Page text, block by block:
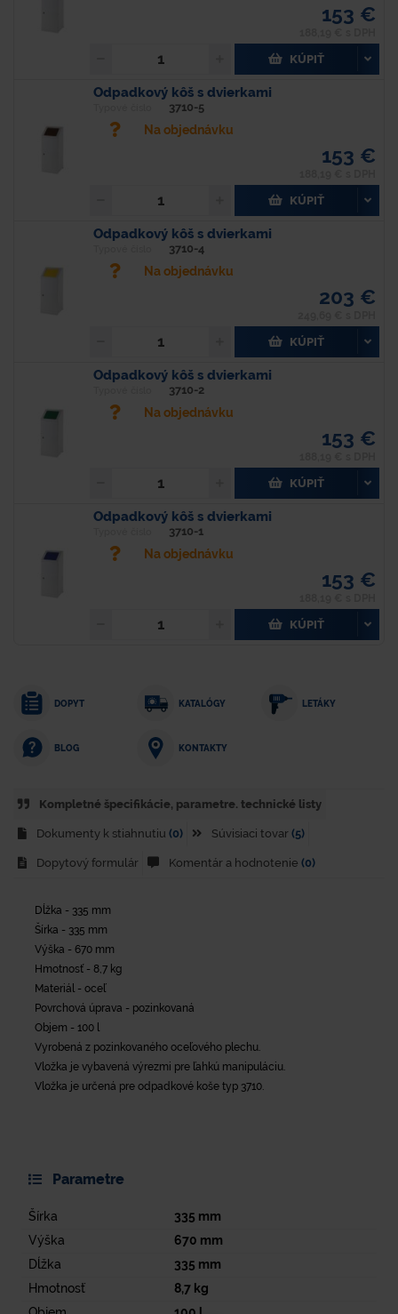
153 €
KÚPIŤ
Odpadkový kôš s dvierkami
3710-5
Na objednávku
153 €
KÚPIŤ
Odpadkový kôš s dvierkami
3710-4
Na objednávku
203 €
KÚPIŤ
Odpadkový kôš s dvierkami
3710-2
Na objednávku
153 €
KÚPIŤ
Odpadkový kôš s dvierkami
3710-1
Na objednávku
153 €
KÚPIŤ
DOPYT KATALÓGY LETÁKY
BLOG KONTAKTY
Kompletné špecifikácie, parametre. technické listy
Dokumenty k stiahnutiu (0) Súvisiaci tovar (5)
Dopytový formulár Komentár a hodnotenie (0)
Dĺžka - 335 mm
Šírka - 335 mm
Výška - 670 mm
Hmotnosť - 8,7 kg
Materiál - oceľ
Povrchová úprava - pozinkovaná
Objem - 100 l
Vyrobená z pozinkovaného oceľového plechu.
Vložka je vybavená výrezmi pre ľahkú manipuláciu.
Vložka je určená pre odpadkové koše typ 3710.
Parametre
Šírka 335 mm
Výška
670 mm
Dĺžka
335 mm
Hmotnosť
8,7kg